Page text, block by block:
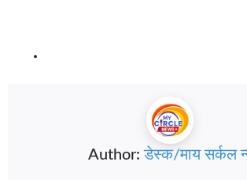
Author:डेस्क/माय सर्कल